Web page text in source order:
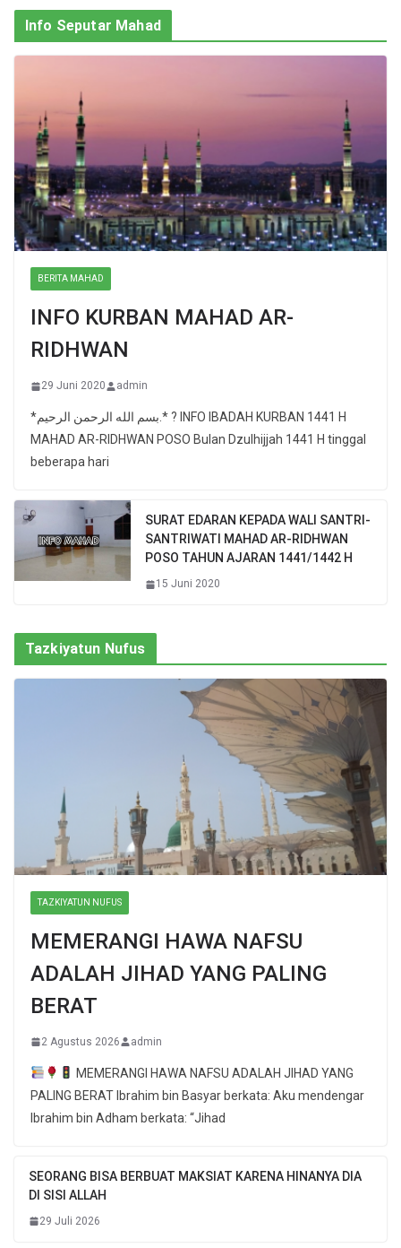
Info Seputar Mahad
BERITA MAHAD
INFO KURBAN MAHAD AR-
RIDHWAN
29 Juni 2020 admin
*بسم الله الرحمن الرحيم.* ? INFO IBADAH KURBAN 1441 H
MAHAD AR-RIDHWAN POSO Bulan Dzulhijjah 1441 H tinggal
beberapa hari
SURAT EDARAN KEPADA WALI SANTRI-
SANTRIWATI MAHAD AR-RIDHWAN
POSO TAHUN AJARAN 1441/1442 H
15 Juni 2020
Tazkiyatun Nufus
TAZKIYATUN NUFUS
MEMERANGI HAWA NAFSU
ADALAH JIHAD YANG PALING
BERAT
2 Agustus 2026 admin
MEMERANGI HAWA NAFSU ADALAH JIHAD YANG
PALING BERAT Ibrahim bin Basyar berkata: Aku mendengar
Ibrahim bin Adham berkata: “Jihad
SEORANG BISA BERBUAT MAKSIAT KARENA HINANYA DIA
DI SISI ALLAH
29 Juli 2026